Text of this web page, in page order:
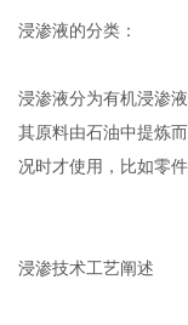
浸渗液的分类：
浸渗液分为有机浸渗
其原料由石油中提炼
况时才使用，比如零
浸渗技术工艺阐述